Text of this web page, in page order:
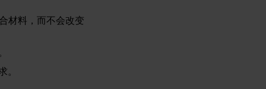
材料，而不会改变
。